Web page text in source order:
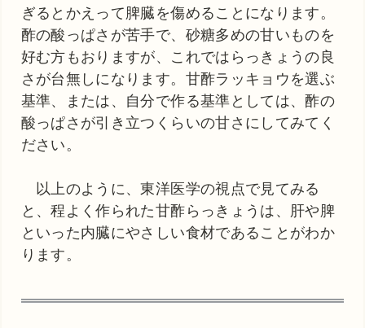
ぎるとかえって脾臓を傷めることになります。
酢の酸っぱさが苦手で、砂糖多めの甘いものを
好む方もおりますが、これではらっきょうの良
さが台無しになります。甘酢ラッキョウを選ぶ
基準、または、自分で作る基準としては、酢の
酸っぱさが引き立つくらいの甘さにしてみてく
ださい。
以上のように、東洋医学の視点で見てみる
と、程よく作られた甘酢らっきょうは、肝や脾
といった内臓にやさしい食材であることがわか
ります。